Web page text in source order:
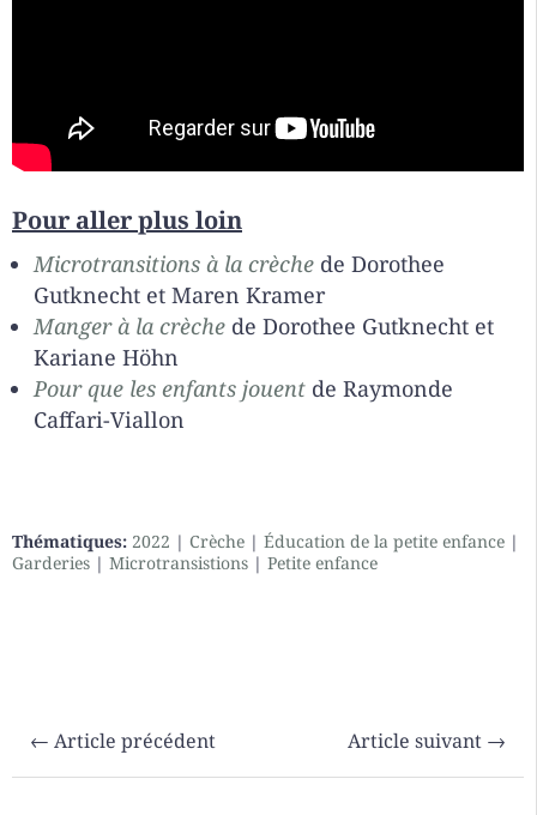
Pour aller plus loin
Microtransitions à la crèche de Dorothee
Gutknecht et Maren Kramer
Manger à la crèche de Dorothee Gutknecht et
Kariane Höhn
Pour que les enfants jouent de Raymonde
Caffari-Viallon
Thématiques: 2022 | Crèche | Éducation de la petite enfance |
Garderies | Microtransistions | Petite enfance
← Article précédent Article suivant →